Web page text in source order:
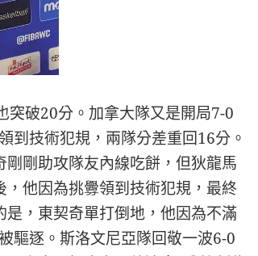
突破20分。加拿大隊又是開局7-0
到技術犯規，兩隊分差重回16分。
剛助攻隊友內線吃餅，但狄龍馬
他因為挑釁領到技術犯規，最終
，東契奇單打倒地，他因為不滿
驅逐。斯洛文尼亞隊回敬一波6-0